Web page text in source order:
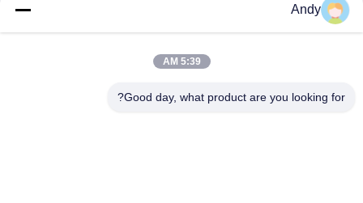
الصناعي بالكمية القابلة للتخصيص
آلة خلاط الشريط مع هيكل مضغوط وتشغيل سلس للتعامل مع المواد
Andy
5:39 AM
Good day, what product are you looking for?